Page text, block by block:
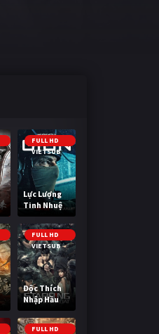
FULL HD
VIETSUB
Lực Lượng
Tinh Nhuệ
FULL HD
VIETSUB
Độc Thích
Nhập Hầu
FULL HD